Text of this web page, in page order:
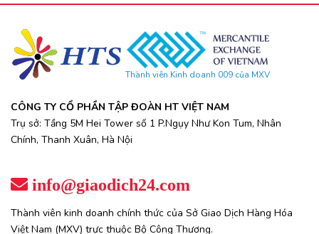
Thành viên Kinh doanh 009 của MXV
CÔNG TY CỔ PHẦN TẬP ĐOÀN HT VIỆT NAM
Trụ sở: Tầng 5M Hei Tower số 1 P.Ngụy Như Kon Tum, Nhân
Chính, Thanh Xuân, Hà Nội
info@giaodich24.com
Thành viên kinh doanh chính thức của Sở Giao Dịch Hàng Hóa
Việt Nam (MXV) trực thuộc Bộ Công Thương.